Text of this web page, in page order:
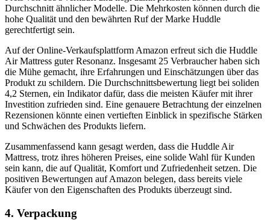
Durchschnitt ähnlicher Modelle. Die Mehrkosten können durch die
hohe Qualität und den bewährten Ruf der Marke Huddle
gerechtfertigt sein.
Auf der Online-Verkaufsplattform Amazon erfreut sich die Huddle
Air Mattress guter Resonanz. Insgesamt 25 Verbraucher haben sich
die Mühe gemacht, ihre Erfahrungen und Einschätzungen über das
Produkt zu schildern. Die Durchschnittsbewertung liegt bei soliden
4,2 Sternen, ein Indikator dafür, dass die meisten Käufer mit ihrer
Investition zufrieden sind. Eine genauere Betrachtung der einzelnen
Rezensionen könnte einen vertieften Einblick in spezifische Stärken
und Schwächen des Produkts liefern.
Zusammenfassend kann gesagt werden, dass die Huddle Air
Mattress, trotz ihres höheren Preises, eine solide Wahl für Kunden
sein kann, die auf Qualität, Komfort und Zufriedenheit setzen. Die
positiven Bewertungen auf Amazon belegen, dass bereits viele
Käufer von den Eigenschaften des Produkts überzeugt sind.
4. Verpackung